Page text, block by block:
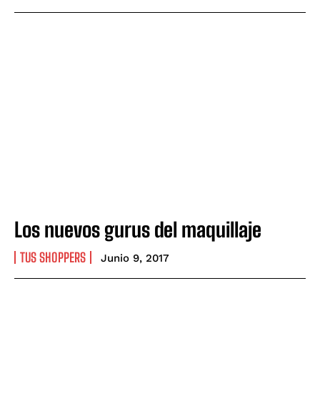
Los nuevos gurus del maquillaje
TUS SHOPPERS Junio 9, 2017